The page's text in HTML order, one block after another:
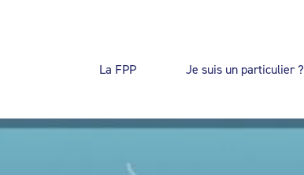
La FPP Je suis un particulier ?